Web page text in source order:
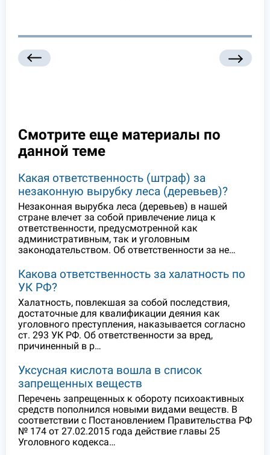
Смотрите еще материалы по
данной теме
Какая ответственность (штраф) за
незаконную вырубку леса (деревьев)?
Незаконная вырубка леса (деревьев) в нашей
стране влечет за собой привлечение лица к
ответственности, предусмотренной как
административным, так и уголовным
законодательством. Об ответственности за не…
Какова ответственность за халатность по
УК РФ?
Халатность, повлекшая за собой последствия,
достаточные для квалификации деяния как
уголовного преступления, наказывается согласно
ст. 293 УК РФ. Об ответственности за вред,
причиненный в р…
Уксусная кислота вошла в список
запрещенных веществ
Перечень запрещенных к обороту психоактивных
средств пополнился новыми видами веществ. В
соответствии с Постановлением Правительства РФ
№ 174 от 27.02.2015 года действие главы 25
Уголовного кодекса…